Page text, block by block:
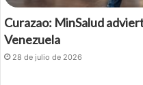
Curazao: MinSalud
Venezuela
28 de julio de 2026